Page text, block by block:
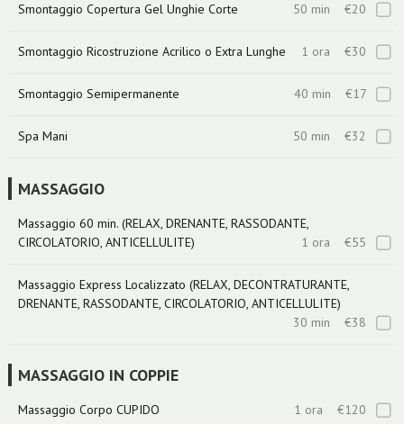
Smontaggio Copertura Gel Unghie Corte 50 min €20
Smontaggio Ricostruzione Acrilico o Extra Lunghe 1 ora €30
Smontaggio Semipermanente 40 min €17
Spa Mani 50 min €32
MASSAGGIO
Massaggio 60 min. (RELAX, DRENANTE, RASSODANTE,
CIRCOLATORIO, ANTICELLULITE)
1 ora €55
Massaggio Express Localizzato (RELAX, DECONTRATURANTE,
DRENANTE, RASSODANTE, CIRCOLATORIO, ANTICELLULITE)
30 min €38
MASSAGGIO IN COPPIE
Massaggio Corpo CUPIDO 1 ora €120